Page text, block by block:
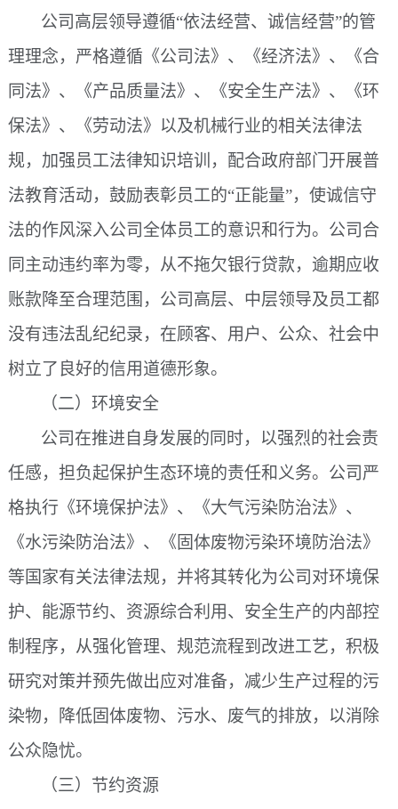
公司高层领导遵循“依法经营、诚信经营”的管
理理念，严格遵循《公司法》、《经济法》、《合
同法》、《产品质量法》、《安全生产法》、《环
保法》、《劳动法》以及机械行业的相关法律法
规，加强员工法律知识培训，配合政府部门开展普
法教育活动，鼓励表彰员工的“正能量”，使诚信守
法的作风深入公司全体员工的意识和行为。公司合
同主动违约率为零，从不拖欠银行贷款，逾期应收
账款降至合理范围，公司高层、中层领导及员工都
没有违法乱纪纪录，在顾客、用户、公众、社会中
树立了良好的信用道德形象。
（二）环境安全
公司在推进自身发展的同时，以强烈的社会责
任感，担负起保护生态环境的责任和义务。公司严
格执行《环境保护法》、《大气污染防治法》、
《水污染防治法》、《固体废物污染环境防治法》
等国家有关法律法规，并将其转化为公司对环境保
护、能源节约、资源综合利用、安全生产的内部控
制程序，从强化管理、规范流程到改进工艺，积极
研究对策并预先做出应对准备，减少生产过程的污
染物，降低固体废物、污水、废气的排放，以消除
公众隐忧。
（三）节约资源